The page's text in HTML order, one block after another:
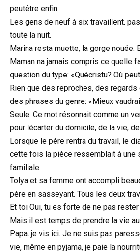
peutêtre enfin.
Les gens de neuf à six travaillent,
toute la nuit.
Marina resta muette, la gorge nouée.
Maman na jamais compris ce quelle
question du type: «Quécristu? Où
Rien que des reproches, des regards
des phrases du genre: «Mieux
Seule. Ce mot résonnait comme un
pour lécarter du domicile, de la vie,
Lorsque le père rentra du travail, le
cette fois la pièce ressemblait à une
familiale.
Tolya et sa femme ont accompli
père en sasseyant. Tous les deux
Et toi Oui, tu es forte de ne pas
Mais il est temps de prendre la vie
Papa, je vis ici. Je ne suis pas
vie, même en pyjama, je paie la